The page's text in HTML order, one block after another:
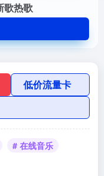
歌热歌
低价流量卡
# 在线音乐